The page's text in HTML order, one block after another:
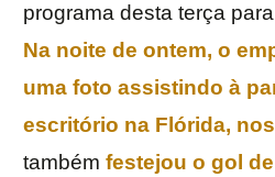
programa desta terça
Na noite de ontem, o
uma foto assistindo à
escritório na Flórida,
também festejou o gol